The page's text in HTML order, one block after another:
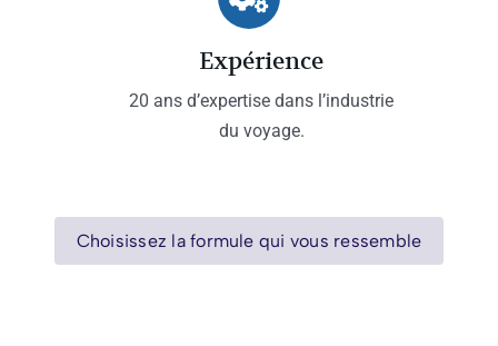
Expérience
20 ans d’expertise dans l’industrie
du voyage.
Choisissez la formule qui vous ressemble